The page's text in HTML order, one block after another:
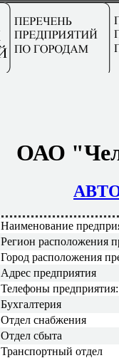
ОАО
Наименование
Регион расположения
Город расположения
Адрес предприятия
Телефоны предприятия:
Бухгалтерия
Отдел снабжения
Отдел сбыта
Транспортный отдел